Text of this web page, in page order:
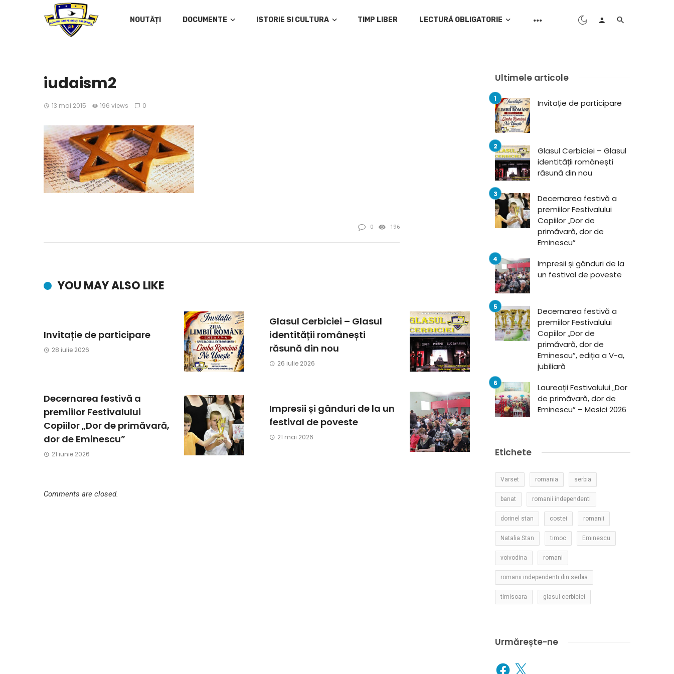
NOUTĂȚI DOCUMENTE ISTORIE SI CULTURA TIMP LIBER LECTURĂ OBLIGATORIE
iudaism2
13 mai 2015 196 views 0
0 196
YOU MAY ALSO LIKE
Invitație de participare
28 iulie 2026
Glasul Cerbiciei – Glasul
identității românești
răsună din nou
26 iulie 2026
Decernarea festivă a
premiilor Festivalului
Copiilor „Dor de primăvară,
dor de Eminescu”
21 iunie 2026
Impresii și gânduri de la un
festival de poveste
21 mai 2026
Comments are closed.
Ultimele articole
Invitație de participare
Glasul Cerbiciei – Glasul
identității românești
răsună din nou
Decernarea festivă a
premiilor Festivalului
Copiilor „Dor de
primăvară, dor de
Eminescu”
Impresii și gânduri de la
un festival de poveste
Decernarea festivă a
premiilor Festivalului
Copiilor „Dor de
primăvară, dor de
Eminescu”, ediția a V-a,
jubiliară
Laureații Festivalului „Dor
de primăvară, dor de
Eminescu” – Mesici 2026
Etichete
Varset romania serbia
banat romanii independenti
dorinel stan costei romanii
Natalia Stan timoc Eminescu
voivodina romani
romanii independenti din serbia
timisoara glasul cerbiciei
Urmărește-ne
Facebook
X